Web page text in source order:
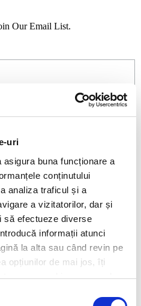
uri
buna funcționare a
conținutului
analiza traficul și a
a vizitatorilor, dar și
să efectueze diverse
informații atunci
la alta sau când revin pe
opțiunilor de mai jos, îți
a cookies pe care le-
Our Email List.